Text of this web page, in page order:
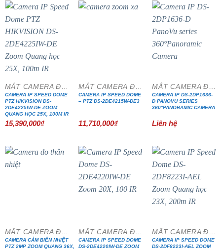
CAMERA IP SPEED DOME
PTZ HIKVISION DS-
2DE4225IW-DE ZOOM
QUANG HỌC 25X, 100M IR
15,390,000₫
CAMERA IP SPEED DOME
– PTZ DS-2DE4215W-DE3
11,710,000₫
CAMERA IP DS-2DP1636-
D PANOVU SERIES
360°PANORAMIC CAMERA
Liên hệ
CAMERA CẢM BIẾN NHIỆT
PTZ 2MP ZOOM QUANG 36X,
CAMERA IP SPEED DOME
DS-2DE4220IW-DE ZOOM
CAMERA IP SPEED DOME
DS-2DF8223I-AEL ZOOM